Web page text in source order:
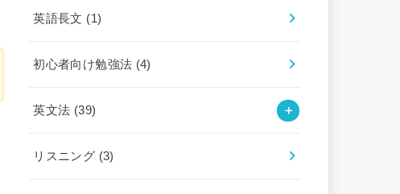
英語長文 (1)
初心者向け勉強法 (4)
英文法 (39)
リスニング (3)